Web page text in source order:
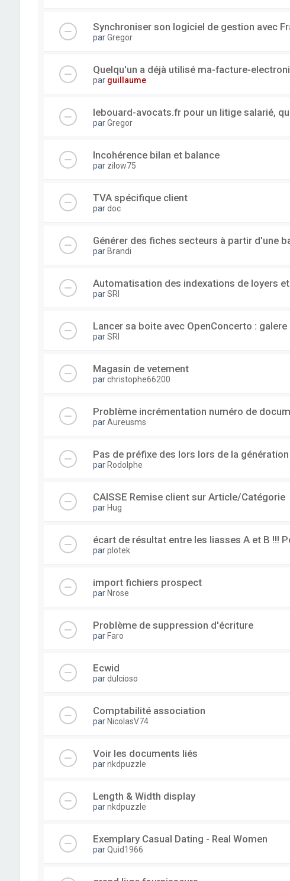
Synchroniser son logiciel de gestion avec
parGregor
Quelqu'un a déjà utilisé ma-facture-
par guillaume
lebouard-avocats.fr pour un litige salarié,
parGregor
Incohérence bilan et balance
par zilow75
TVA spécifique client
pardoc
Générer des fiches secteurs à partir d'une
par Brandi
Automatisation des indexations de loyers
parSRI
Lancer sa boite avec OpenConcerto : galere
parSRI
Magasin de vetement
parchristophe66200
Problème incrémentation numéro de
parAureusms
Pas de préfixe des lors lors de la
par Rodolphe
CAISSE Remise client sur Article/Catégorie
par Hug
écart de résultat entre les liasses A et B !!!
parplotek
import fichiers prospect
par Nrose
Problème de suppression d'écriture
par Faro
Ecwid
pardulcioso
Comptabilité association
par NicolasV74
Voir les documents liés
parnkdpuzzle
Length & Width display
parnkdpuzzle
Exemplary Сasual Dating - Real Women
parQuid1966